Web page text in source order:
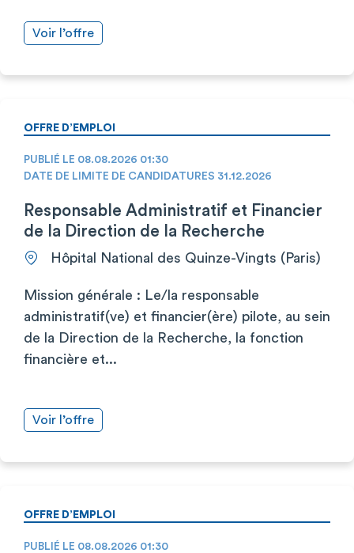
Voir l’offre
OFFRE D’EMPLOI
PUBLIÉ LE 08.08.2026 01:30
DATE DE LIMITE DE CANDIDATURES 31.12.2026
Responsable Administratif et Financier
de la Direction de la Recherche
Hôpital National des Quinze-Vingts (Paris)
Mission générale : Le/la responsable
administratif(ve) et financier(ère) pilote, au sein
de la Direction de la Recherche, la fonction
financière et...
Voir l’offre
OFFRE D’EMPLOI
PUBLIÉ LE 08.08.2026 01:30